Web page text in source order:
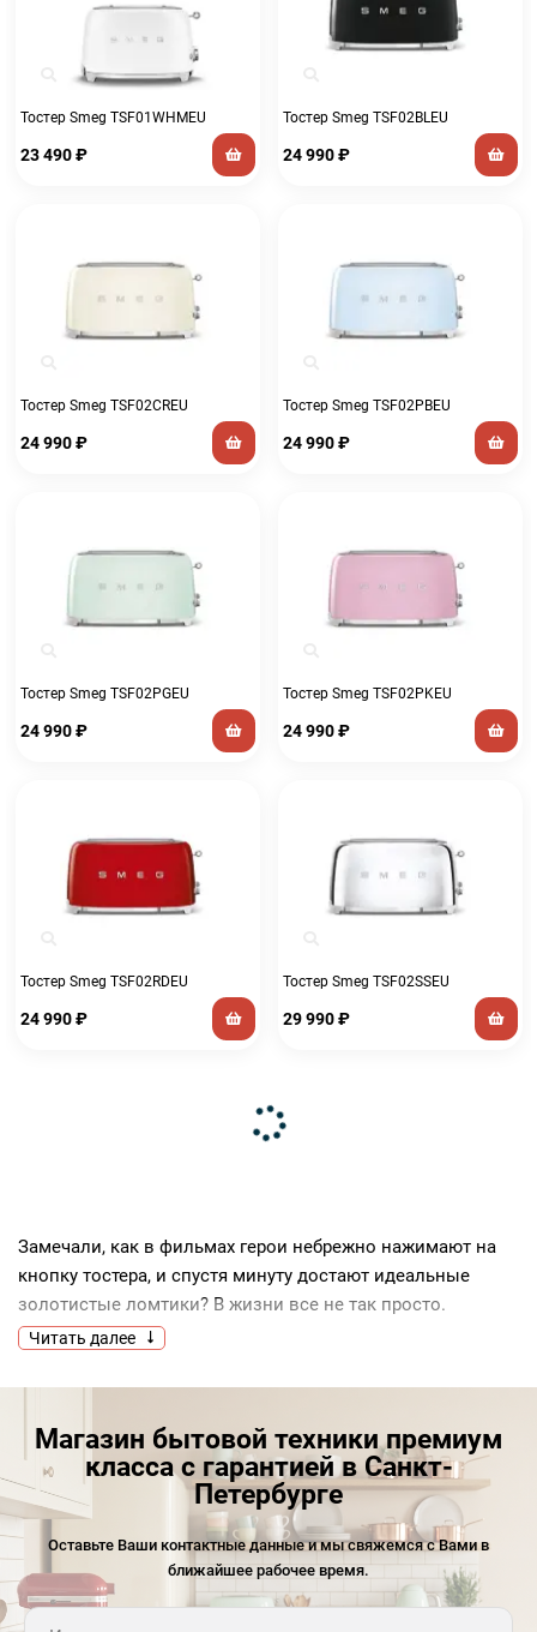
Тостер Smeg TSF01WHMEU
23 490₽
Тостер Smeg TSF02BLEU
24 990₽
Тостер Smeg TSF02CREU
24 990₽
Тостер Smeg TSF02PBEU
24 990₽
Тостер Smeg TSF02PGEU
24 990₽
Тостер Smeg TSF02PKEU
24 990₽
Тостер Smeg TSF02RDEU
24 990₽
Тостер Smeg TSF02SSEU
29 990₽
Замечали, как в фильмах герои небрежно нажимают на
кнопку тостера, и спустя минуту достают идеальные
золотистые ломтики? В жизни все не так просто.
Дешевые модели жарят неравномерно, пригорают с
еще и ломаются через полгода. Поэтому стоит
завтраках?
Качественный тостер – это не роскошь, а инвестиция в
комфорт. Он служит годами, работает бесшумно и готовит
хлеб так, что хочется завтракать каждое утро. Премиум
тостер отличается от бюджетного не только ценой.
Разница – в материалах, технологиях и внимании к
Читать далее
Магазин бытовой техники премиум
класса с гарантией в Санкт-
Петербурге
Оставьте Ваши контактные данные и мы свяжемся с Вами в
ближайшее рабочее время.